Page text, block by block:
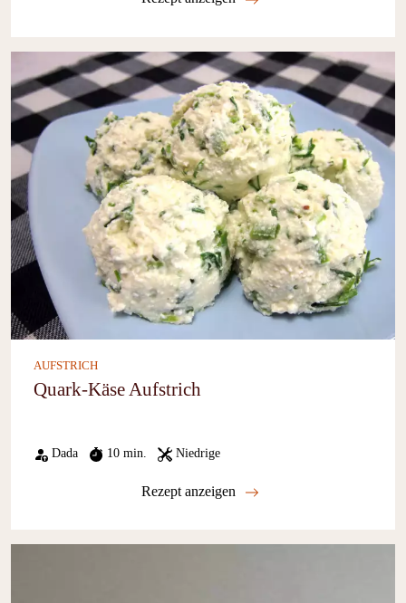
AUFSTRICH
Quark-Käse Aufstrich
Dada 10 min. Niedrige
Rezept anzeigen